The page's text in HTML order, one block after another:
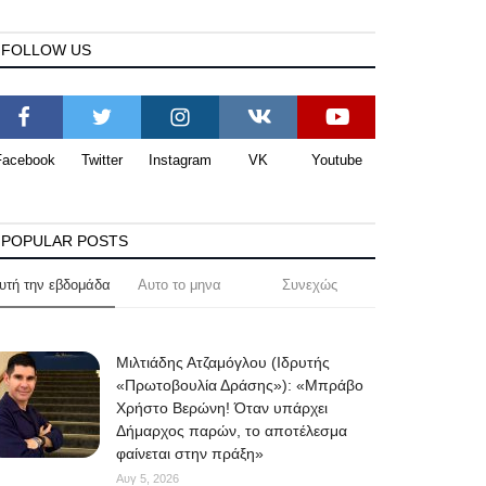
FOLLOW US
Twitter Instagram VK Youtube
POPULAR POSTS
την εβδομάδα Αυτο το μηνα Συνεχώς
Μιλτιάδης Ατζαμόγλου (Ιδρυτής
«Πρωτοβουλία Δράσης»): «Μπράβο
Χρήστο Βερώνη! Όταν υπάρχει
Δήμαρχος παρών, το αποτέλεσμα
φαίνεται στην πράξη»
Αυγ 5, 2026